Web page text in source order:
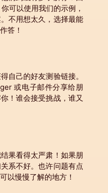
可以使用我们的示例，
不用想太久，选择最能
答！
自己的好友测验链接。
或电子邮件分享给朋
！谁会接受挑战，谁又
果看得太严肃！如果朋
系不好。也许问题有点
以慢慢了解的地方！